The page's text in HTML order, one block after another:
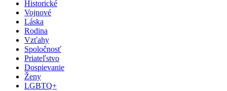
Historické
Vojnové
Láska
Rodina
Vzťahy
Spoločnosť
Priateľstvo
Dospievanie
Ženy
LGBTQ+